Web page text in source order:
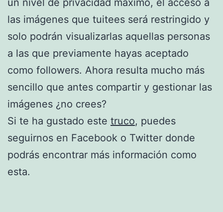
las imágenes que tuitees será restringido y
solo podrán visualizarlas aquellas personas
a las que previamente hayas aceptado
como followers. Ahora resulta mucho más
sencillo que antes compartir y gestionar las
imágenes ¿no crees?
Si te ha gustado este truco, puedes
seguirnos en Facebook o Twitter donde
podrás encontrar más información como
esta.